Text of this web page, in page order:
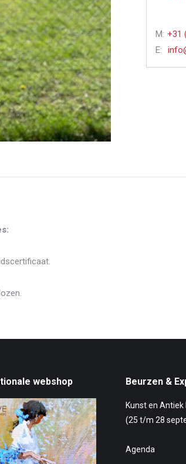
M: +31
E:
webshop Beurzen &
Kunst en
(25 t/m 28
Agenda